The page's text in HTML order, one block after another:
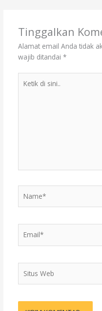
Tinggalkan
Alamat email Anda tidak
wajib ditandai *
Web